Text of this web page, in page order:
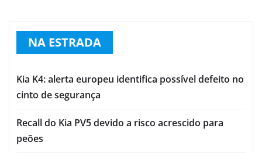
NA ESTRADA
Kia K4: alerta europeu identifica possível defeito no
cinto de segurança
Recall do Kia PV5 devido a risco acrescido para
peões